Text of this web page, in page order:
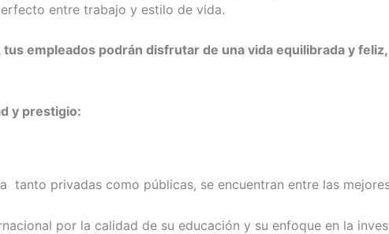
entre trabajo y estilo de vida.
empleados podrán disfrutar de una vida equilibrada y
y prestigio:
tanto privadas como públicas, se encuentran entre las
por la calidad de su educación y su enfoque en la